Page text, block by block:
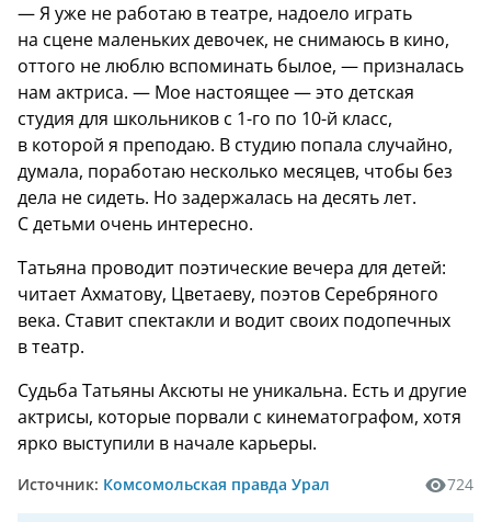
— Я уже не работаю в театре, надоело играть
на сцене маленьких девочек, не снимаюсь в кино,
оттого не люблю вспоминать былое, — призналась
нам актриса. — Мое настоящее — это детская
студия для школьников с 1-го по 10-й класс,
в которой я преподаю. В студию попала случайно,
думала, поработаю несколько месяцев, чтобы без
дела не сидеть. Но задержалась на десять лет.
С детьми очень интересно.
Татьяна проводит поэтические вечера для детей:
читает Ахматову, Цветаеву, поэтов Серебряного
века. Ставит спектакли и водит своих подопечных
в театр.
Судьба Татьяны Аксюты не уникальна. Есть и другие
актрисы, которые порвали с кинематографом, хотя
ярко выступили в начале карьеры.
Источник: Комсомольская правда Урал 724